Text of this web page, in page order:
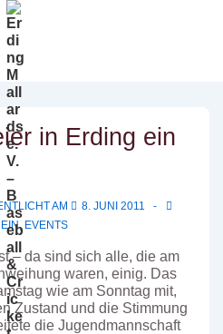
in Erding ein
AM
8. JUNI 2011
, EVENTS
– da sind sich alle, die am
waren, einig. Das
wie am Sonntag mit,
Zustand und die Stimmung
die Jugendmannschaft